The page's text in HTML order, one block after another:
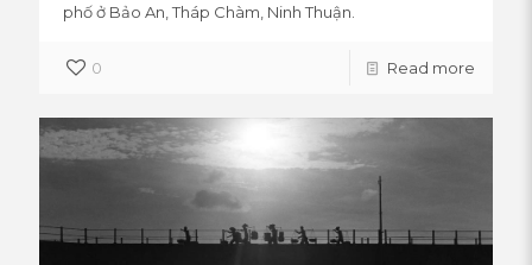
phố ở Bảo An, Tháp Chàm, Ninh Thuận.
0 Read more